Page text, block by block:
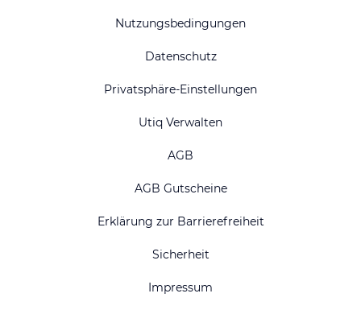
Nutzungsbedingungen
Datenschutz
Privatsphäre-Einstellungen
Utiq Verwalten
AGB
AGB Gutscheine
Erklärung zur Barrierefreiheit
Sicherheit
Impressum